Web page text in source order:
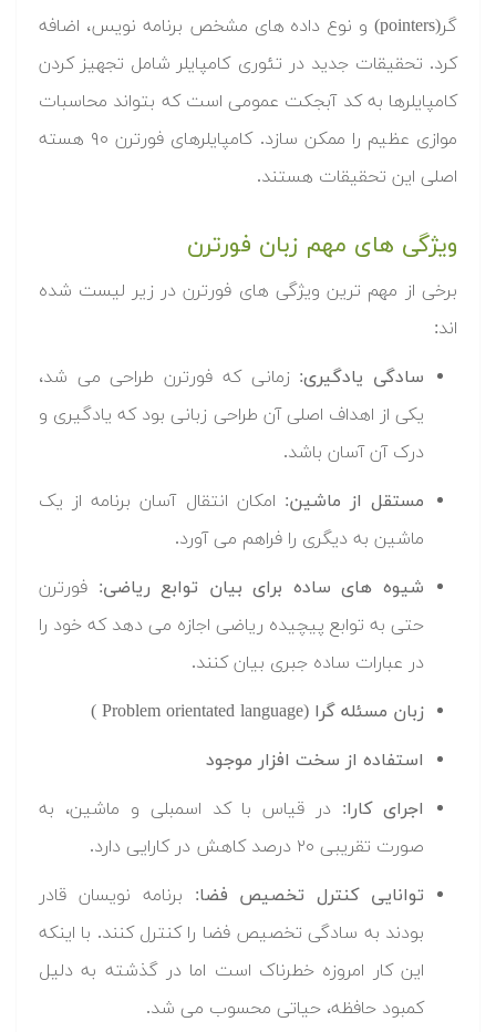
گر(pointers) و نوع داده های مشخص برنامه نویس، اضافه
کرد. تحقیقات جدید در تئوری کامپایلر شامل تجهیز کردن
کامپایلرها به کد آبجکت عمومی است که بتواند محاسبات
موازی عظیم را ممکن سازد. کامپایلرهای فورترن ۹۰ هسته
اصلی این تحقیقات هستند.
ویژگی های مهم زبان فورترن
برخی از مهم ترین ویژگی های فورترن در زیر لیست شده
اند:
سادگی یادگیری: زمانی که فورترن طراحی می شد،
یکی از اهداف اصلی آن طراحی زبانی بود که یادگیری و
درک آن آسان باشد.
مستقل از ماشین: امکان انتقال آسان برنامه از یک
ماشین به دیگری را فراهم می آورد.
شیوه های ساده برای بیان توابع ریاضی: فورترن
حتی به توابع پیچیده ریاضی اجازه می دهد که خود را
در عبارات ساده جبری بیان کنند.
زبان مسئله گرا (Problem orientated language )
استفاده از سخت افزار موجود
اجرای کارا: در قیاس با کد اسمبلی و ماشین، به
صورت تقریبی ۲۰ درصد کاهش در کارایی دارد.
توانایی کنترل تخصیص فضا: برنامه نویسان قادر
بودند به سادگی تخصیص فضا را کنترل کنند. با اینکه
این کار امروزه خطرناک است اما در گذشته به دلیل
کمبود حافظه، حیاتی محسوب می شد.